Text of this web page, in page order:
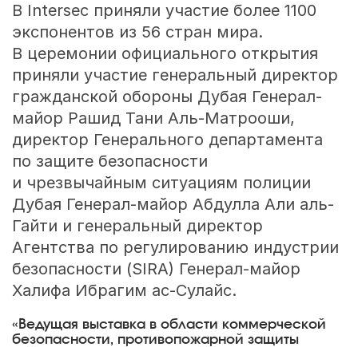
В Intersec приняли участие более 1100
экспонентов из 56 стран мира.
В церемонии официального открытия
приняли участие генеральный директор
гражданской обороны Дубая Генерал-
майор Рашид Тани Аль-Матрооши,
директор Генерального департамента
по защите безопасности
и чрезвычайным ситуациям полиции
Дубая Генерал-майор Абдулла Али аль-
Гайти и генеральный директор
Агентства по регулированию индустрии
безопасности (SIRA) Генерал-майор
Халифа Ибрагим ас-Сулайс.
«Ведущая выставка в области коммерческой
безопасности, противопожарной защиты